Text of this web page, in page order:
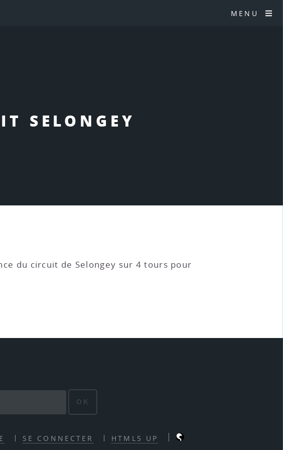
MENU
SELONGEY
du circuit de Selongey sur 4 tours pour
OK
SE CONNECTER HTML5 UP